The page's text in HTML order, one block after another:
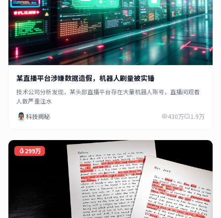
某直播平台涉嫌数据造假，机器人刷量被实锤
技术公司分析发现，某头部直播平台存在大量机器人账号，直播间观看
人数严重注水
科技揭秘
430万 1.9万
299万